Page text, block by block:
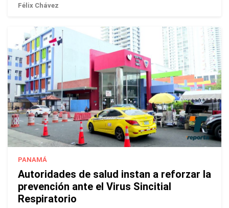
Félix Chávez
PANAMÁ
Autoridades de salud instan a reforzar la
prevención ante el Virus Sincitial
Respiratorio